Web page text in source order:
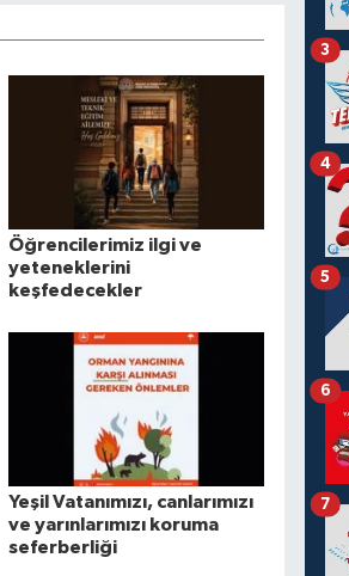
Öğrencilerimiz ilgi ve
yeteneklerini
keşfedecekler
Yeşil Vatanımızı, canlarımızı
ve yarınlarımızı koruma
seferberliği
3
4
5
6
7